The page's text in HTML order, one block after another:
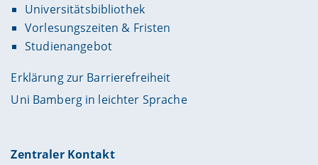
Universitätsbibliothek
Vorlesungszeiten & Fristen
Studienangebot
Erklärung zur Barrierefreiheit
Uni Bamberg in leichter Sprache
Zentraler Kontakt